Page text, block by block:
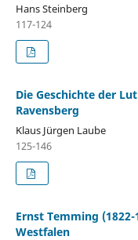
Hans Steinberg
117-124
Die Geschichte der
Ravensberg
Klaus Jürgen Laube
125-146
Ernst Temming
Westfalen